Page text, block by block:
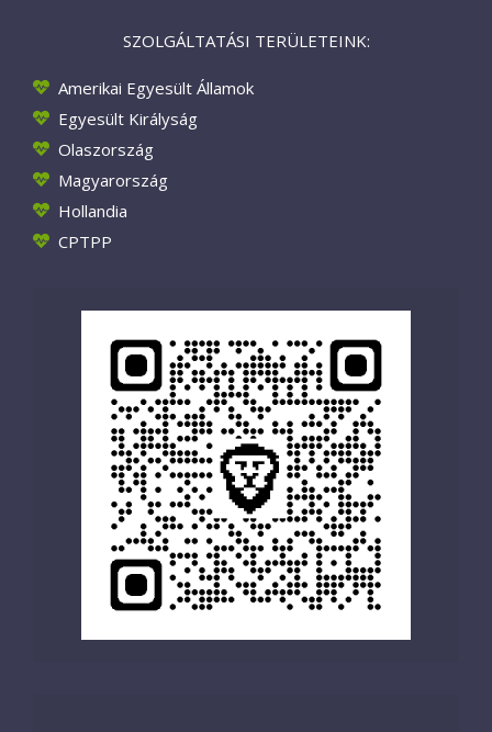
SZOLGÁLTATÁSI TERÜLETEINK:
Amerikai Egyesült Államok
Egyesült Királyság
Olaszország
Magyarország
Hollandia
CPTPP